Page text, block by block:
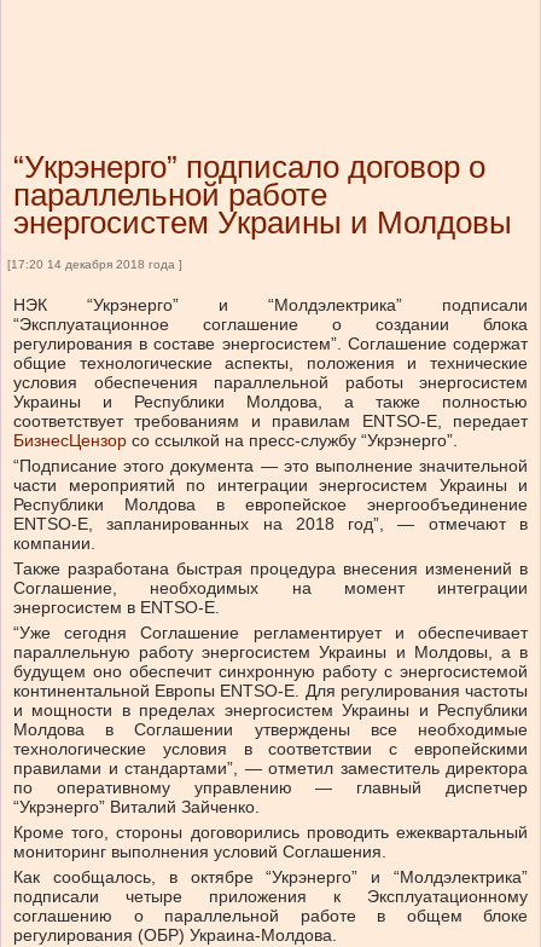
“Укрэнерго” подписало договор о
параллельной работе
энергосистем Украины и Молдовы
[17:20 14 декабря 2018 года ]
НЭК “Укрэнерго” и “Молдэлектрика” подписали
“Эксплуатационное соглашение о создании блока
регулирования в составе энергосистем”. Соглашение содержат
общие технологические аспекты, положения и технические
условия обеспечения параллельной работы энергосистем
Украины и Республики Молдова, а также полностью
соответствует требованиям и правилам ENTSO-Е, передает
БизнесЦензор со ссылкой на пресс-службу “Укрэнерго”.
“Подписание этого документа — это выполнение значительной
части мероприятий по интеграции энергосистем Украины и
Республики Молдова в европейское энергообъединение
ENTSO-Е, запланированных на 2018 год”, — отмечают в
компании.
Также разработана быстрая процедура внесения изменений в
Соглашение, необходимых на момент интеграции
энергосистем в ENTSO-Е.
“Уже сегодня Соглашение регламентирует и обеспечивает
параллельную работу энергосистем Украины и Молдовы, а в
будущем оно обеспечит синхронную работу с энергосистемой
континентальной Европы ENTSO-Е. Для регулирования частоты
и мощности в пределах энергосистем Украины и Республики
Молдова в Соглашении утверждены все необходимые
технологические условия в соответствии с европейскими
правилами и стандартами”, — отметил заместитель директора
по оперативному управлению — главный диспетчер
“Укрэнерго” Виталий Зайченко.
Кроме того, стороны договорились проводить ежеквартальный
мониторинг выполнения условий Соглашения.
Как сообщалось, в октябре “Укрэнерго” и “Молдэлектрика”
подписали четыре приложения к Эксплуатационному
соглашению о параллельной работе в общем блоке
регулирования (ОБР) Украина-Молдова.